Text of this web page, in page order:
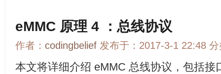
eMMC 原理 4 ：总线协议
作者： codingbelief 发布于：2017-3-1 22:48
本文将详细介绍 eMMC 总线协议，包括接